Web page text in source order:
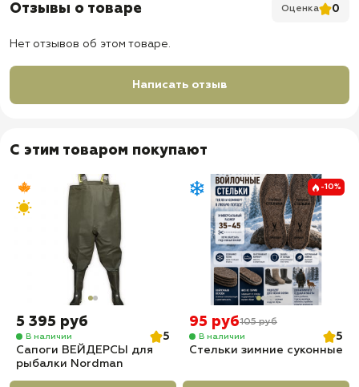
✅Быстрая отправка
Отзывы о товаре Оценка 0
Нет отзывов об этом товаре.
Написать отзыв
С этим товаром покупают
5 395 руб
В наличии
5
Сапоги ВЕЙДЕРСЫ для
рыбалки Nordman
-10%
95 руб105 руб
В наличии
5
Стельки зимние суконные